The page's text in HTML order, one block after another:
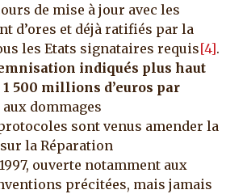
de mise à jour avec les
d’ores et déjà ratifiés par la
les Etats signataires requis[4].
indiqués plus haut
500 millions d’euros par
dommages
sont venus amender la
la Réparation
ouverte notamment aux
précitées, mais jamais